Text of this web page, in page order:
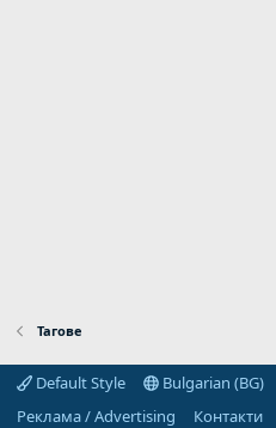
Тагове
Default Style
Bulgarian (BG)
Реклама / Advertising
Контакти